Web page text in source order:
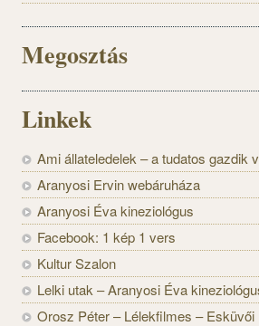
Megosztás
Linkek
Ami állateledelek – a tudatos gazdik
Aranyosi Ervin webáruháza
Aranyosi Éva kineziológus
Facebook: 1 kép 1 vers
Kultur Szalon
Lelki utak – Aranyosi Éva
Orosz Péter – Lélekfilmes – Esküvői